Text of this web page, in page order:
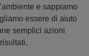
e sappiamo
essere di aiuto
semplici azioni